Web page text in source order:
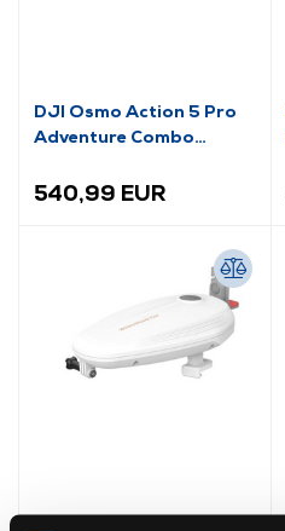
DJI Osmo Action 5 Pro
Adventure Combo
540,99 EUR